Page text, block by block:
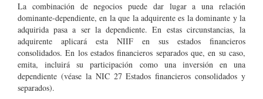
La combinación de negocios puede dar lugar a una relación
dominante-dependiente, en la que la adquirente es la dominante y la
adquirida pasa a ser la dependiente. En estas circunstancias, la
adquirente aplicará esta NIIF en sus estados financieros
consolidados. En los estados financieros separados que, en su caso,
emita, incluirá su participación como una inversión en una
dependiente (véase la NIC 27 Estados financieros consolidados y
separados).